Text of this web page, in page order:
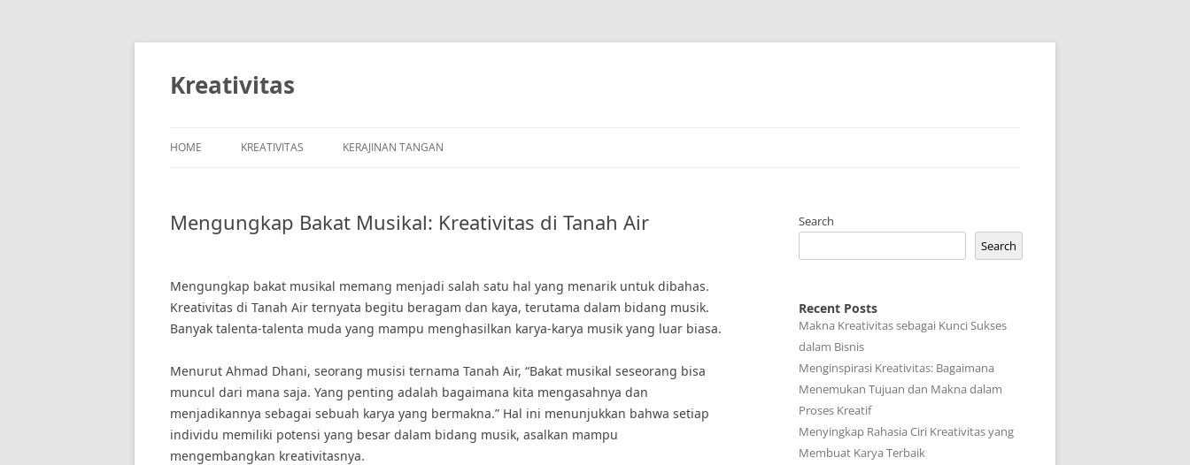
Skip
Kreativitas
HOME KREATIVITAS KERAJINAN TANGAN
Mengungkap Bakat Musikal: Kreativitas di Tanah Air
Mengungkap bakat musikal memang menjadi salah satu hal yang menarik untuk dibahas.
Kreativitas di Tanah Air ternyata begitu beragam dan kaya, terutama dalam bidang musik.
Banyak talenta-talenta muda yang mampu menghasilkan karya-karya musik yang luar biasa.
Menurut Ahmad Dhani, seorang musisi ternama Tanah Air, “Bakat musikal seseorang bisa
muncul dari mana saja. Yang penting adalah bagaimana kita mengasahnya dan
menjadikannya sebagai sebuah karya yang bermakna.” Hal ini menunjukkan bahwa setiap
individu memiliki potensi yang besar dalam bidang musik, asalkan mampu
mengembangkan kreativitasnya.
Search
Search
Recent Posts
Makna Kreativitas sebagai Kunci Sukses
dalam Bisnis
Menginspirasi Kreativitas: Bagaimana
Menemukan Tujuan dan Makna dalam
Proses Kreatif
Menyingkap Rahasia Ciri Kreativitas yang
Membuat Karya Terbaik